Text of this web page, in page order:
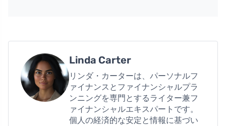
Linda Carter
リンダ・カーターは、パーソナルフ
ァイナンスとファイナンシャルプラ
ンニングを専門とするライター兼フ
ァイナンシャルエキスパートです。
個人の経済的な安定と情報に基づい